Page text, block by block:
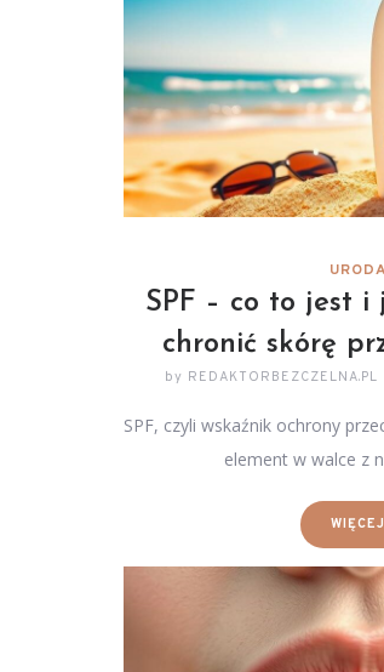
URODA
SPF – co to jest i
chronić skórę
by REDAKTORBEZCZELNA.PL
SPF, czyli wskaźnik ochrony
element w walce z
WIĘCEJ